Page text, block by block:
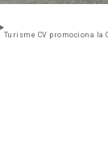
Turisme CV promociona la